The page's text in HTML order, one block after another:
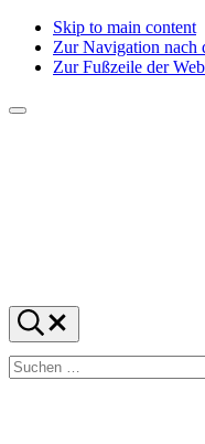
Skip to main content
Zur Navigation nach
Zur Fußzeile der
Menü
f1rstlife
Und
was
denkst
du?
Suchen
…